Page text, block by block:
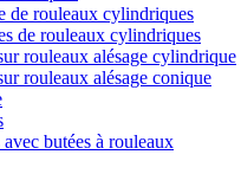
de rouleaux cylindriques
de rouleaux cylindriques
rouleaux alésage cylindrique
rouleaux alésage conique
butées à rouleaux